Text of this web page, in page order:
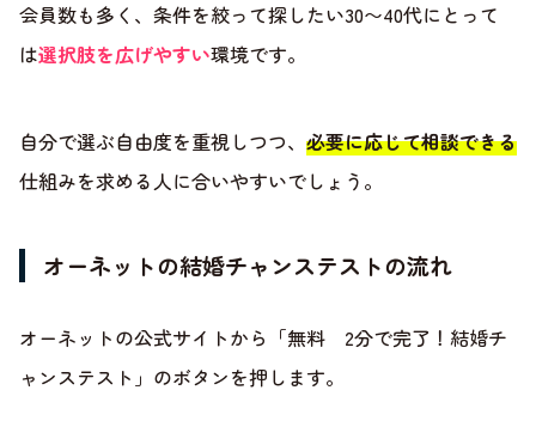
会員数も多く、条件を絞って探したい30〜40代にとって
は選択肢を広げやすい環境です。
自分で選ぶ自由度を重視しつつ、 必要に応じて相談できる
仕組みを求める人に合いやすいでしょう。
オーネットの結婚チャンステストの流れ
オーネットの公式サイトから「無料 2分で完了！結婚チ
ャンステスト」のボタンを押します。